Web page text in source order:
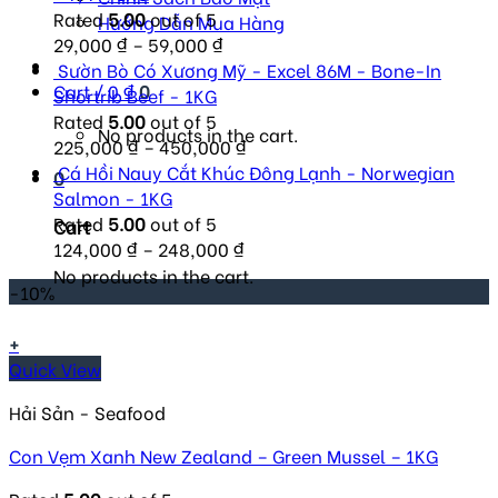
Hướng Dẫn Mua Hàng
Cart /0₫0
No products in the cart.
0
Cart
No products in the cart.
370,000 ₫.296,000 ₫.
Rated5.00out of 5
29,000 ₫ – 59,000 ₫
Sườn Bò Có Xương Mỹ - Excel 86M - Bone-In
Shortrib Beef - 1KG
Rated 5.00out of 5
225,000₫–450,000₫
Cá Hồi Nauy Cắt Khúc Đông Lạnh - Norwegian
Salmon - 1KG
Rated 5.00out of 5
124,000 ₫ – 248,000 ₫
-10%
+
Quick View
Hải Sản - Seafood
Con Vẹm Xanh New Zealand – Green Mussel – 1KG